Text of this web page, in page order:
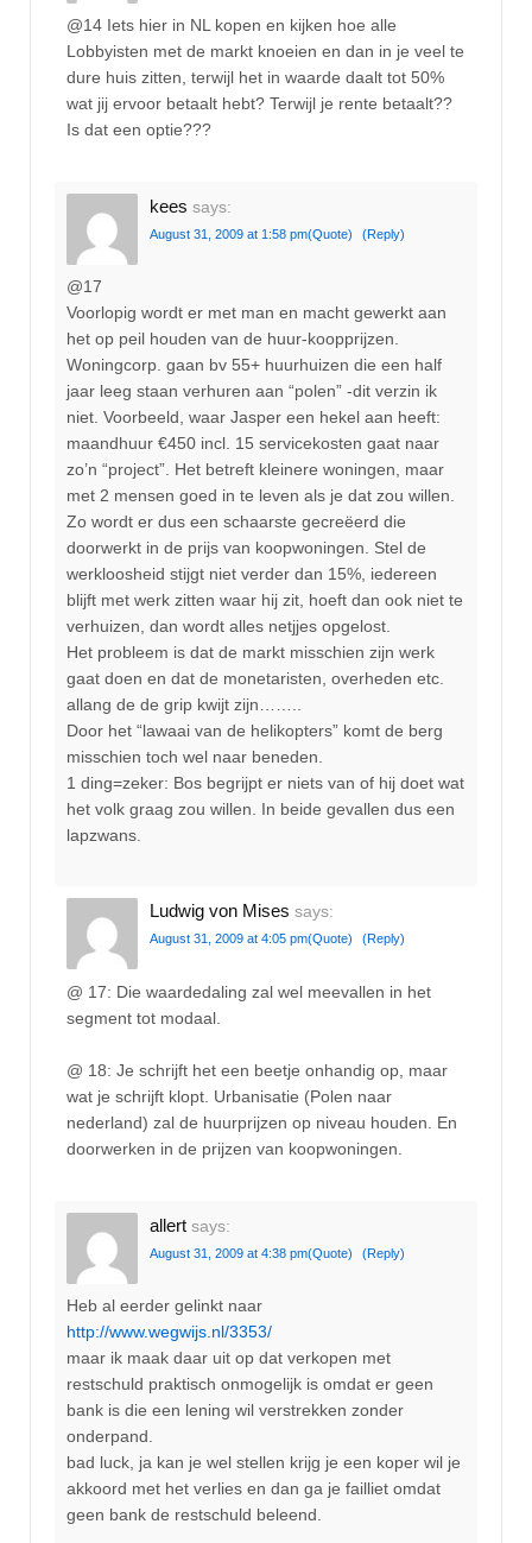
@14 Iets hier in NL kopen en kijken hoe alle
Lobbyisten met de markt knoeien en dan in je veel te
dure huis zitten, terwijl het in waarde daalt tot 50%
wat jij ervoor betaalt hebt? Terwijl je rente betaalt??
Is dat een optie???
kees says:
August 31, 2009 at 1:58 pm(Quote) (Reply)
@17
Voorlopig wordt er met man en macht gewerkt aan
het op peil houden van de huur-koopprijzen.
Woningcorp. gaan bv 55+ huurhuizen die een half
jaar leeg staan verhuren aan “polen” -dit verzin ik
niet. Voorbeeld, waar Jasper een hekel aan heeft:
maandhuur €450 incl. 15 servicekosten gaat naar
zo’n “project”. Het betreft kleinere woningen, maar
met 2 mensen goed in te leven als je dat zou willen.
Zo wordt er dus een schaarste gecreëerd die
doorwerkt in de prijs van koopwoningen. Stel de
werkloosheid stijgt niet verder dan 15%, iedereen
blijft met werk zitten waar hij zit, hoeft dan ook niet te
verhuizen, dan wordt alles netjjes opgelost.
Het probleem is dat de markt misschien zijn werk
gaat doen en dat de monetaristen, overheden etc.
allang de de grip kwijt zijn……..
Door het “lawaai van de helikopters” komt de berg
misschien toch wel naar beneden.
1 ding=zeker: Bos begrijpt er niets van of hij doet wat
het volk graag zou willen. In beide gevallen dus een
lapzwans.
Ludwig von Mises says:
August 31, 2009 at 4:05 pm(Quote) (Reply)
@ 17: Die waardedaling zal wel meevallen in het
segment tot modaal.
@ 18: Je schrijft het een beetje onhandig op, maar
wat je schrijft klopt. Urbanisatie (Polen naar
nederland) zal de huurprijzen op niveau houden. En
doorwerken in de prijzen van koopwoningen.
allert says:
August 31, 2009 at 4:38 pm(Quote) (Reply)
Heb al eerder gelinkt naar
http://www.wegwijs.nl/3353/
maar ik maak daar uit op dat verkopen met
restschuld praktisch onmogelijk is omdat er geen
bank is die een lening wil verstrekken zonder
onderpand.
bad luck, ja kan je wel stellen krijg je een koper wil je
akkoord met het verlies en dan ga je failliet omdat
geen bank de restschuld beleend.